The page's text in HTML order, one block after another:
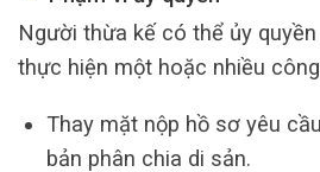
Người thừa kế có thể ủy
thực hiện một hoặc nhiều
Thay mặt nộp hồ sơ yêu
bản phân chia di sản.